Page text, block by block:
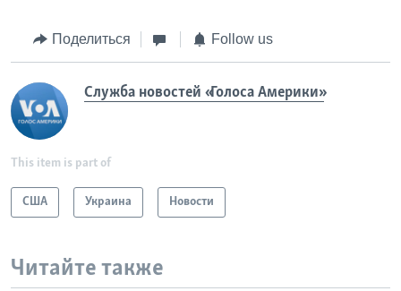
Поделиться Follow us
Служба новостей «Голоса Америки»
This item is part of
США Украина Новости
Читайте также